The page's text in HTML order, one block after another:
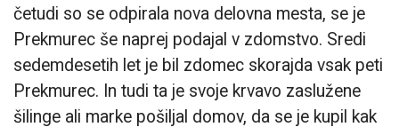
četudi so se odpirala nova delovna mesta, se je
Prekmurec še naprej podajal v zdomstvo. Sredi
sedemdesetih let je bil zdomec skorajda vsak peti
Prekmurec. In tudi ta je svoje krvavo zaslužene
šilinge ali marke pošiljal domov, da se je kupil kak